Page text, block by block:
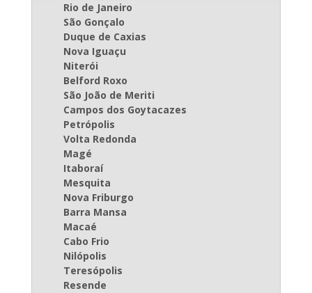
Rio de Janeiro
São Gonçalo
Duque de Caxias
Nova Iguaçu
Niterói
Belford Roxo
São João de Meriti
Campos dos Goytacazes
Petrópolis
Volta Redonda
Magé
Itaboraí
Mesquita
Nova Friburgo
Barra Mansa
Macaé
Cabo Frio
Nilópolis
Teresópolis
Resende